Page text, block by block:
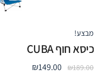
מבצע!
כיסא חוף CUBA
₪189.00
₪149.00